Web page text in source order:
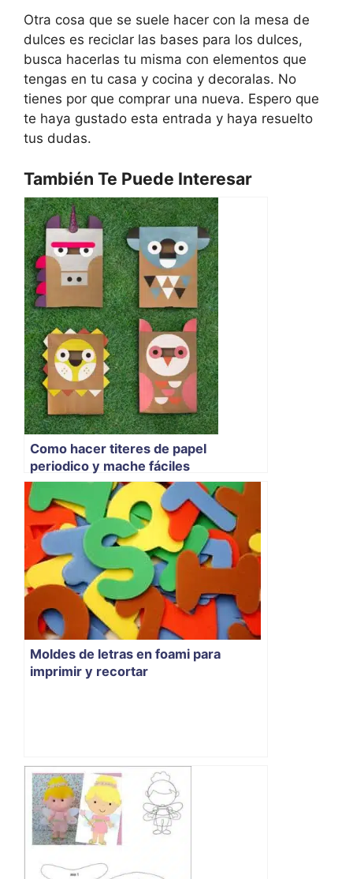
Otra cosa que se suele hacer con la mesa de
dulces es reciclar las bases para los dulces,
busca hacerlas tu misma con elementos que
tengas en tu casa y cocina y decoralas. No
tienes por que comprar una nueva. Espero que
te haya gustado esta entrada y haya resuelto
tus dudas.
También Te Puede Interesar
Como hacer titeres de papel
periodico y mache fáciles
Moldes de letras en foami para
imprimir y recortar